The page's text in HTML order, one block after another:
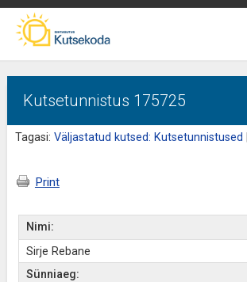
Kutsetunnistus 175725
Tagasi: Väljastatud kutsed: Kutsetunnistused
Print
Nimi:
Sirje Rebane
Sünniaeg: